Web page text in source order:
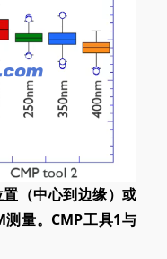
（中心到边缘）或
量。CMP工具1与